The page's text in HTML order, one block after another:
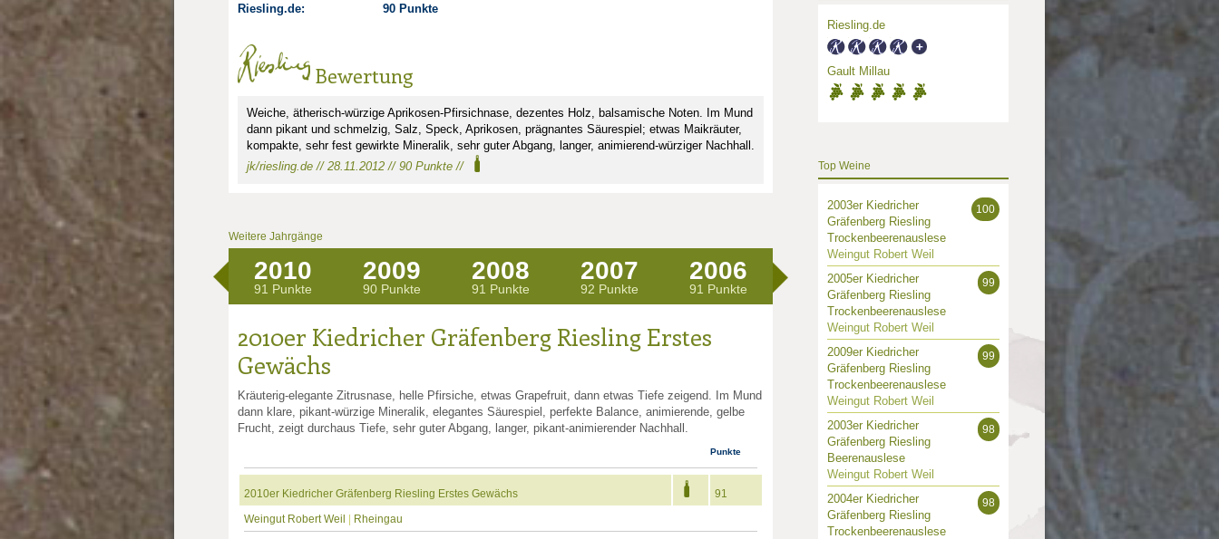
Riesling.de:
90 Punkte
Bewertung
Weiche, ätherisch-würzige Aprikosen-Pfirsichnase, dezentes Holz, balsamische Noten. Im Mund
dann pikant und schmelzig, Salz, Speck, Aprikosen, prägnantes Säurespiel; etwas Maikräuter,
kompakte, sehr fest gewirkte Mineralik, sehr guter Abgang, langer, animierend-würziger Nachhall.
jk/riesling.de // 28.11.2012 // 90 Punkte //
Weitere Jahrgänge
2010
91 Punkte
2009
90 Punkte
2008
91 Punkte
2007
92 Punkte
2006
91 Punkte
2005
92 Punkte
2004
90 Punkte 91 Punkte
2002
89 Punkte
2010er Kiedricher Gräfenberg Riesling Erstes
Gewächs
Kräuterig-elegante Zitrusnase, helle Pfirsiche, etwas Grapefruit, dann etwas Tiefe zeigend. Im Mund
dann klare, pikant-würzige Mineralik, elegantes Säurespiel, perfekte Balance, animierende, gelbe
Frucht, zeigt durchaus Tiefe, sehr guter Abgang, langer, pikant-animierender Nachhall.
Punkte
2010er Kiedricher Gräfenberg Riesling Erstes Gewächs
91
Weingut Robert Weil
Rheingau
Riesling.de
Punkte: 4.5
Gault Millau
Millau Punkte: 5
Gault-Millau Punkte: 5
Top Weine
100
2003er Kiedricher
Gräfenberg Riesling
Trockenbeerenauslese
Weingut Robert Weil
99
2005er Kiedricher
Gräfenberg Riesling
Trockenbeerenauslese
Weingut Robert Weil
99
2009er Kiedricher
Gräfenberg Riesling
Trockenbeerenauslese
Weingut Robert Weil
98
2003er Kiedricher
Gräfenberg Riesling
Beerenauslese
Weingut Robert Weil
98
2004er Kiedricher
Gräfenberg Riesling
Trockenbeerenauslese